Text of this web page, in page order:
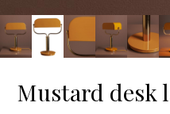
Mustard desk